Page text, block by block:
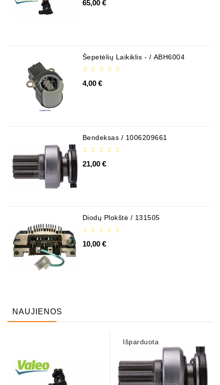
65,00 €
Šepetėlių Laikiklis - / ABH6004
4,00 €
Bendeksas / 1006209661
21,00 €
Diodų Plokštė / 131505
10,00 €
NAUJIENOS
Išparduota